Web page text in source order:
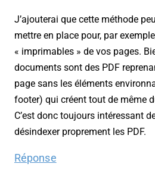
J’ajouterai que cette méthode
mettre en place pour, par
« imprimables » de vos pages.
documents sont des PDF
page sans les éléments
footer) qui créent tout de même
C’est donc toujours intéressant
désindexer proprement les PDF.
Réponse